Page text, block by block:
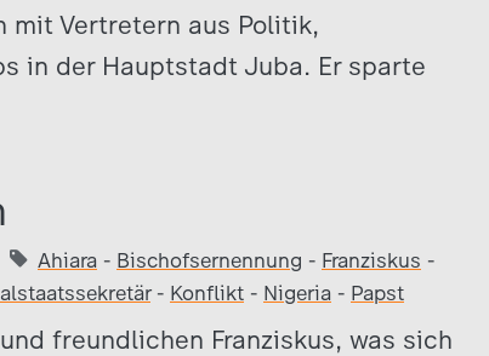
mit Vertretern aus Politik,
in der Hauptstadt Juba. Er sparte
Ahiara - Bischofsernennung - Franziskus -
- Konflikt - Nigeria - Papst
freundlichen Franziskus, was sich